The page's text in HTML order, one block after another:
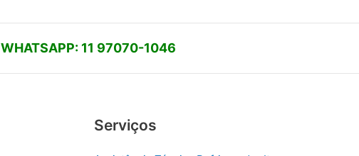
WHATSAPP: 11 97070-1046
Serviços